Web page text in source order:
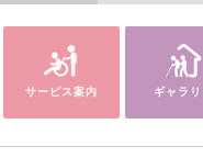
サービス案内 ギャラリ